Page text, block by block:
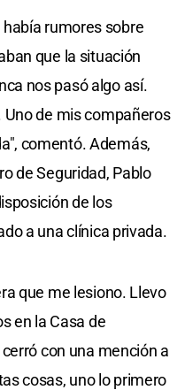
rumores sobre
que la situación
nos pasó algo así.
de mis compañeros
comentó. Además,
de Seguridad, Pablo
de los
a una clínica privada.
que me lesiono. Llevo
en la Casa de
con una mención a
cosas, uno lo primero